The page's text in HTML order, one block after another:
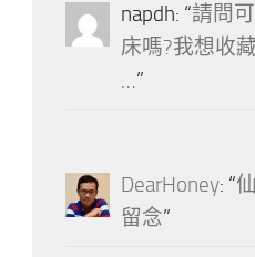
napdh: “請問
床嗎?我想收
…”
DearHoney: “
留念”